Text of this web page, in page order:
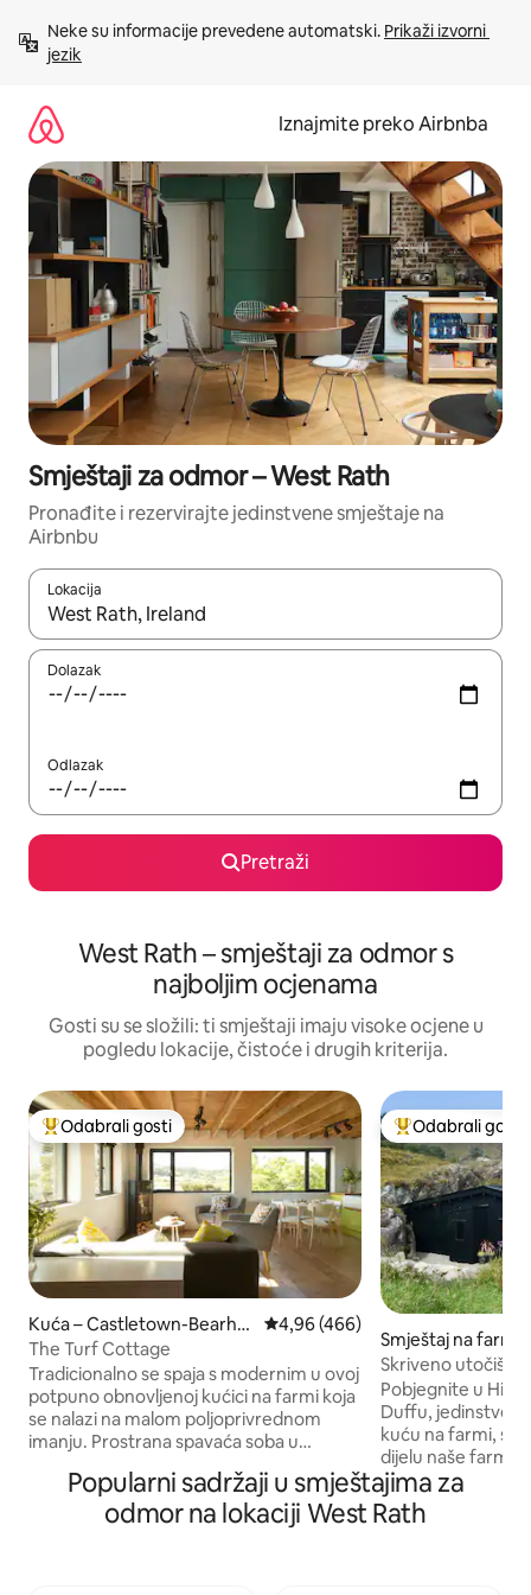
sadržaj
Neke su informacije prevedene automatski. Prikaži izvorni
jezik
Iznajmite preko Airbnba
Smještaji za odmor – West Rath
Pronađite i rezervirajte jedinstvene smještaje na
Airbnbu
Lokacija
Kada budu dostupni rezultati, moći ćete ih pregledati
Dolazak
Odlazak
Pretraži
West Rath – smještaji za odmor s
najboljim ocjenama
Gosti su se složili: ti smještaji imaju visoke ocjene u
pogledu lokacije, čistoće i drugih kriterija.
Među najviše rangiranima s oznakom „Odabrali gosti”
Odabrali gosti
Kuća – Castletown-Bearha
ven
Prosječna ocjena: 4,96/5,
4,96 (466)
The Turf Cottage
Tradicionalno se spaja s modernim u ovoj
potpuno obnovljenoj kućici na farmi koja
se nalazi na malom poljoprivrednom
imanju. Prostrana spavaća soba u
pogledom na polja i životinje, dok
dramatični pogled na planine i doline
ispunjava prozore svjetlom. Izgrađen od
Među najviše
Odabrali gosti
Smještaj na farmi
Skriveno utočište
romantično
Pobjegnite u
Duffu,
kuću na farmi,
dijelu naše farme
uzgajamo
udaljenu samo 20
Glengarriffa.
Popularni sadržaji u smještajima za
odmor na lokaciji West Rath